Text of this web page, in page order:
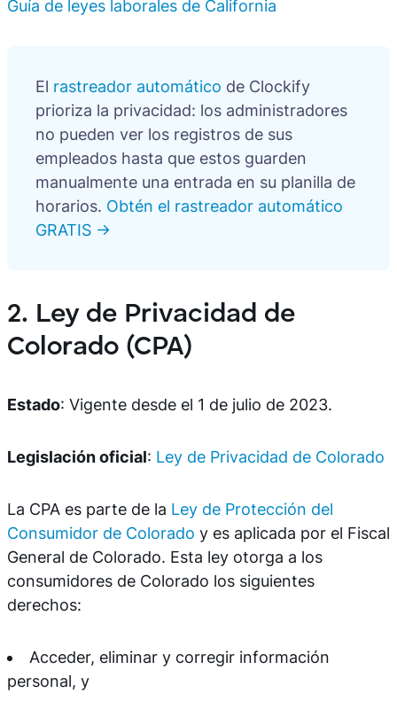
Guía de leyes laborales de California
El rastreador automático de Clockify
prioriza la privacidad: los administradores
no pueden ver los registros de sus
empleados hasta que estos guarden
manualmente una entrada en su planilla de
horarios. Obtén el rastreador automático
GRATIS →
2. Ley de Privacidad de
Colorado (CPA)
Estado: Vigente desde el 1 de julio de 2023.
Legislación oficial: Ley de Privacidad de Colorado
La CPA es parte de la Ley de Protección del
Consumidor de Colorado y es aplicada por el Fiscal
General de Colorado. Esta ley otorga a los
consumidores de Colorado los siguientes
derechos:
Acceder, eliminar y corregir información
personal, y